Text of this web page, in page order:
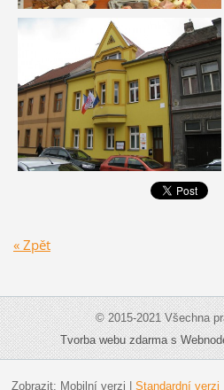
« Zpět
© 2015-2021 Všechna
Tvorba webu zdarma s
Zobrazit: Mobilní verzi Standardní verzi